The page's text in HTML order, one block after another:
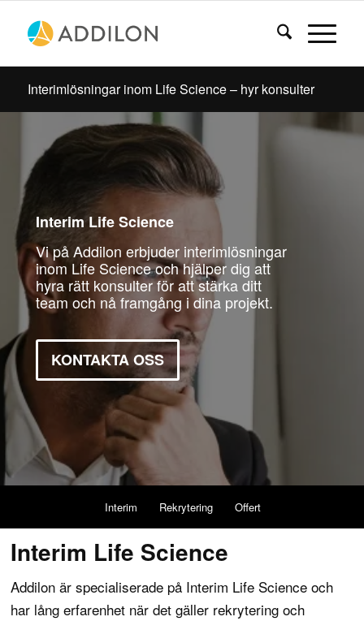
Interimlösningar inom Life Science – hyr konsulter
Interim Life Science
Vi på Addilon erbjuder interimlösningar
inom Life Science och hjälper dig att
hyra rätt konsulter för att stärka ditt
team och nå framgång i dina projekt.
KONTAKTA OSS
Interim Rekrytering Offert
Interim Life Science
Addilon är specialiserade på Interim Life Science och
har lång erfarenhet när det gäller rekrytering och